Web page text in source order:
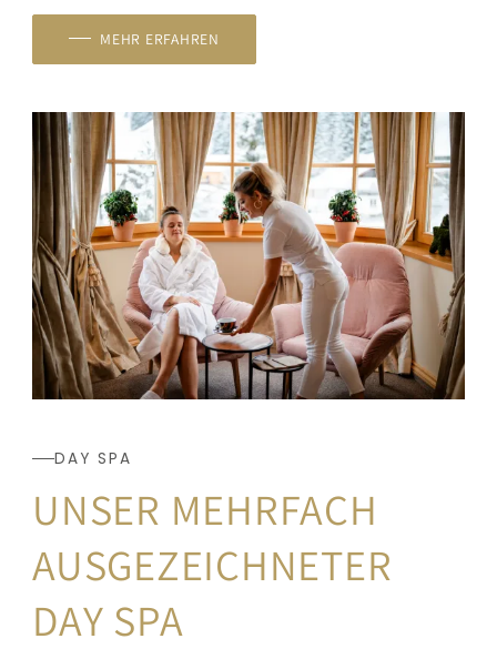
MEHR ERFAHREN
DAY SPA
UNSER MEHRFACH
AUSGEZEICHNETER
DAY SPA